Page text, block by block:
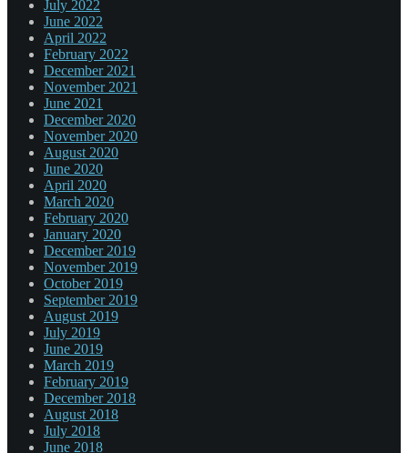
July 2022
June 2022
April 2022
February 2022
December 2021
November 2021
June 2021
December 2020
November 2020
August 2020
June 2020
April 2020
March 2020
February 2020
January 2020
December 2019
November 2019
October 2019
September 2019
August 2019
July 2019
June 2019
March 2019
February 2019
December 2018
August 2018
July 2018
June 2018